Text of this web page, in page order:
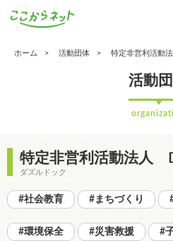
ホーム 活動団体 特定非営利活動
活動
特定非営利活動法人
ダズルドック
#社会教育 #まちづくり
#環境保全 #災害救援 #